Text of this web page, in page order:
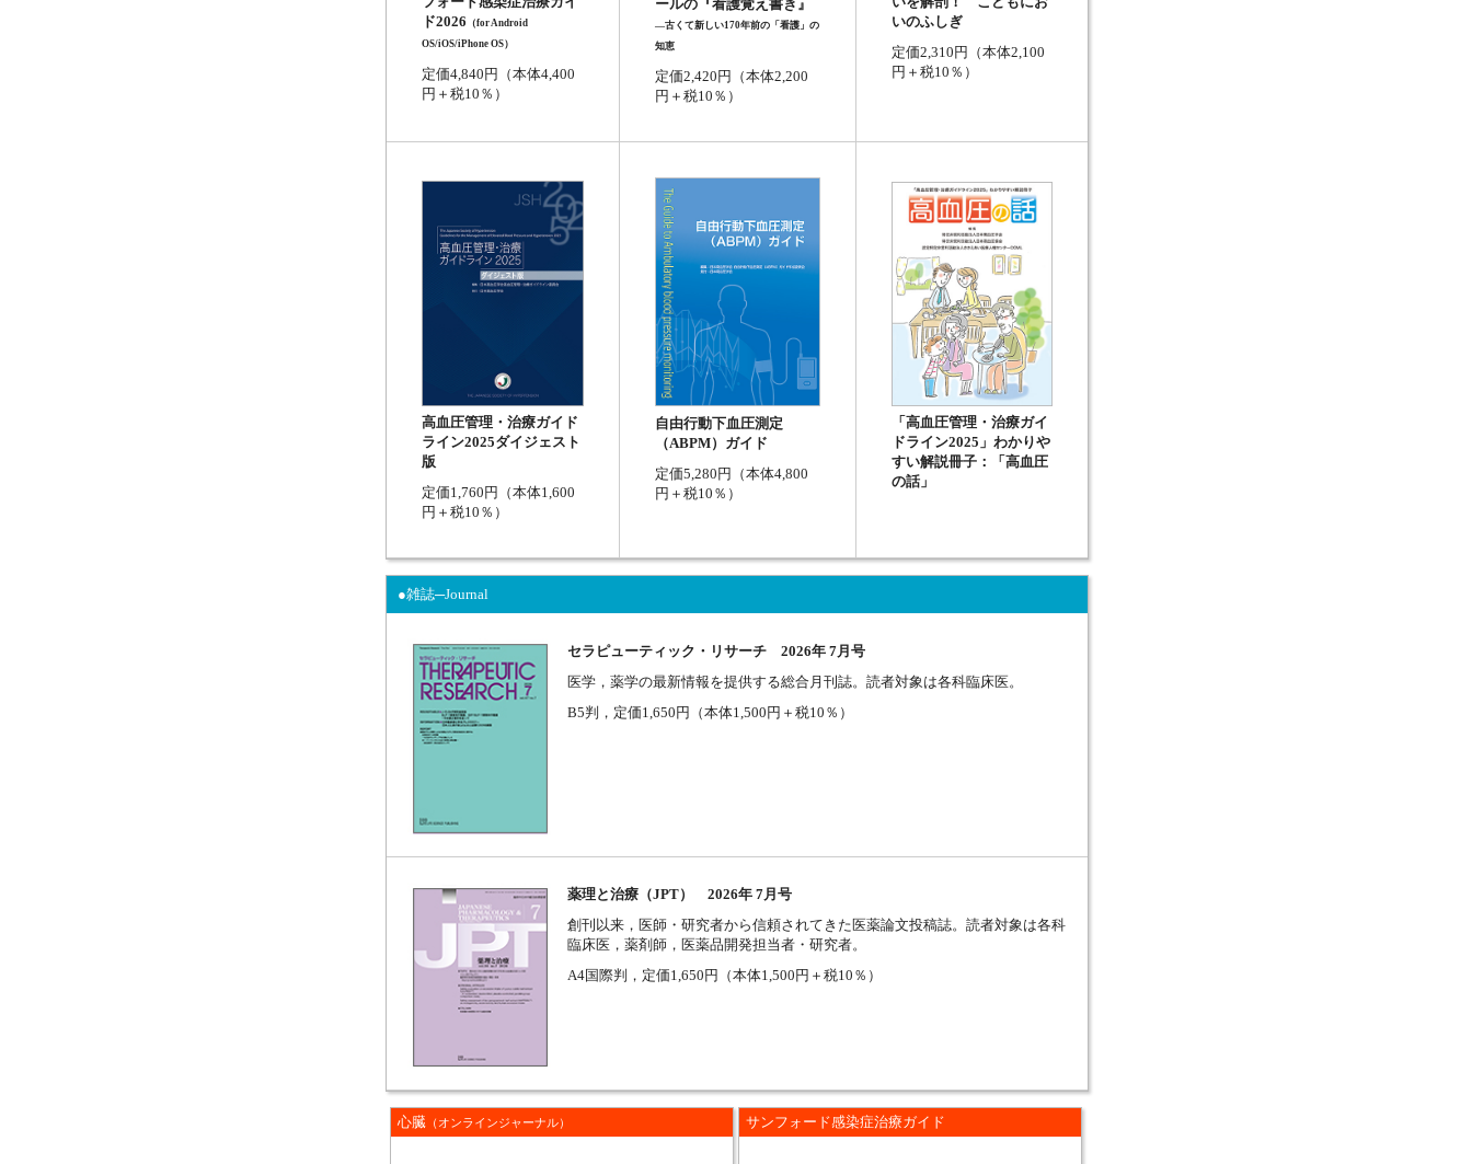
ド2026 （for Android
OS/iOS/iPhone OS）
定価4,840円（本体4,400
円＋税10％）
ールの『看護覚え書き』
―古くて新しい170年前の「看護」の
知恵
定価2,420円（本体2,200
円＋税10％）
いのふしぎ
定価2,310円（本体2,100
円＋税10％）
高血圧管理・治療ガイド
ライン2025ダイジェスト
版
定価1,760円（本体1,600
円＋税10％）
自由行動下血圧測定
（ABPM）ガイド
定価5,280円（本体4,800
円＋税10％）
「高血圧管理・治療ガイ
ドライン2025」わかりや
すい解説冊子：「高血圧
の話」
●雑誌─Journal
セラピューティック・リサーチ 2026年 7月号
医学，薬学の最新情報を提供する総合月刊誌。読者対象は各科臨床医。
B5判，定価1,650円（本体1,500円＋税10％）
薬理と治療（JPT） 2026年 7月号
創刊以来，医師・研究者から信頼されてきた医薬論文投稿誌。読者対象は各科
臨床医，薬剤師，医薬品開発担当者・研究者。
A4国際判，定価1,650円（本体1,500円＋税10％）
心臓 （オンラインジャーナル） サンフォード感染症治療ガイド